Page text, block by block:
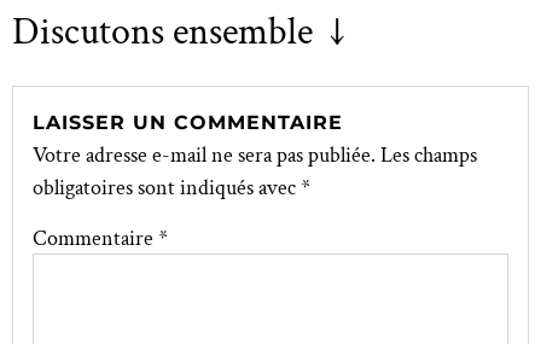
Discutons ensemble ↓
LAISSER UN COMMENTAIRE
Votre adresse e-mail ne sera pas publiée. Les champs
obligatoires sont indiqués avec*
Commentaire *